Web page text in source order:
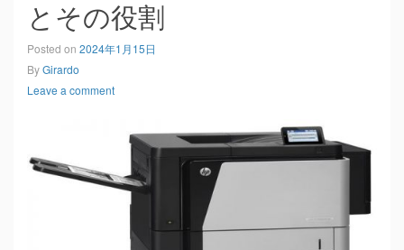
とその役割
Posted on 2024年1月15日
ByGirardo
Leave a comment